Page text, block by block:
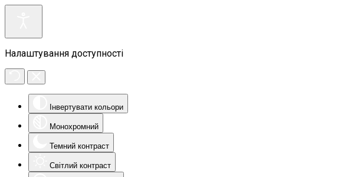
Налаштування доступності
Інвертувати кольори
Монохромний
Темний контраст
Світлий контраст